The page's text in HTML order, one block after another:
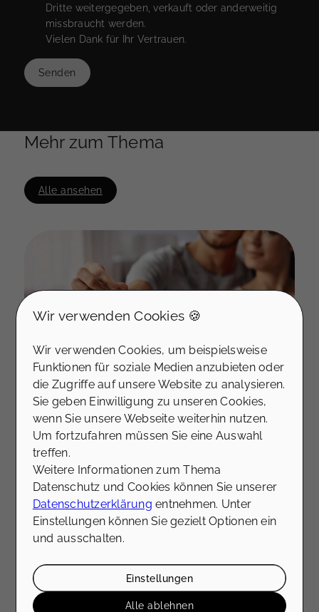
Dritte weitergegeben, verkauft oder anderweitig
missbraucht werden.
Vielen Dank für Ihr Vertrauen.
Senden
Mehr zum Thema
Alle ansehen
02.04.2024
Aktuelle Markteinschätzung:
Ist es besser zu mieten oder
zu kaufen?
Die Frage, ob Sie eine Immobilie mieten
oder kaufen sollten, beschäftigt viele
Menschen zu verschiedenen
Lebensabschnitt ändert – sei es, dass
Nachwuchs erwartet wird, die Immobilie
nicht mehr zum Alter passt oder eine
Mehr erfahren
Wir verwenden Cookies 🍪
Wir verwenden Cookies, um beispielsweise
Funktionen für soziale Medien anzubieten oder
die Zugriffe auf unsere Website zu analysieren.
Sie geben Einwilligung zu unseren Cookies,
wenn Sie unsere Webseite weiterhin nutzen.
Um fortzufahren müssen Sie eine Auswahl
treffen.
Weitere Informationen zum Thema
Datenschutz und Cookies können Sie unserer
Datenschutzerklärung entnehmen. Unter
Einstellungen können Sie gezielt Optionen ein
und ausschalten.
Einstellungen
Alle ablehnen